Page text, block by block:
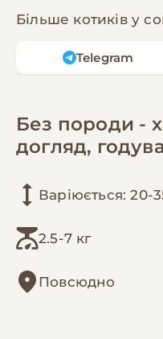
Більше котиків у
Telegram
Без породи -
догляд,
Варіюється: 20-
2.5-7 кг
Повсюдно